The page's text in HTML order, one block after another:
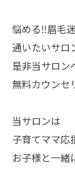
悩める‼️眉毛
通いたいサロ
是非当サロ
無料カウンセ
当サロンは
子育てママ応
お子様と一緒